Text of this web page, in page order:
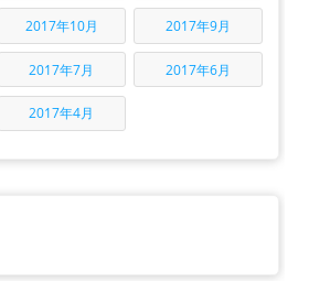
2017年10月 2017年9月
2017年7月 2017年6月
2017年4月